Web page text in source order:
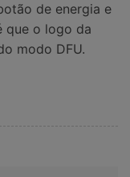
de energia e
que o logo da
modo DFU.